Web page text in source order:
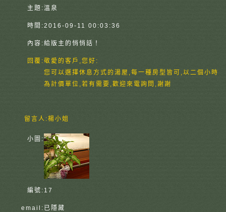
主題:溫泉
時間:2016-09-11 00:03:36
內容:給版主的悄悄話！
回覆:敬愛的客戶,您好:
您可以選擇休息方式的湯屋,每一種房型皆可,以二個小時
為計價單位,若有需要,歡迎來電詢問,謝謝
留言人:楊小姐
小圖:
編號: 17
email: 已隱藏